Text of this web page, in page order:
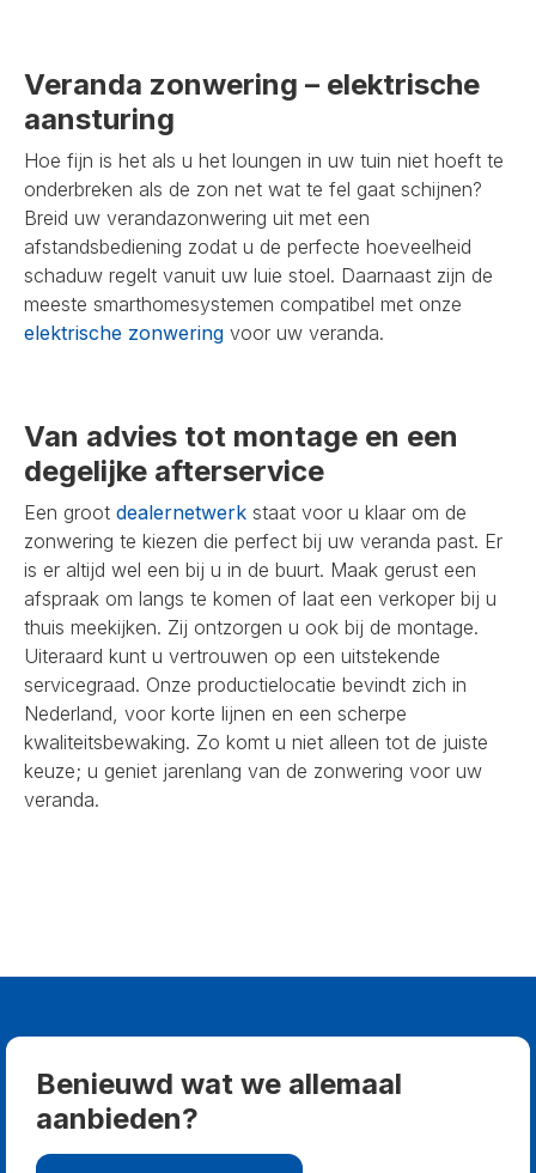
Veranda zonwering – elektrische
aansturing
Hoe fijn is het als u het loungen in uw tuin niet hoeft te
onderbreken als de zon net wat te fel gaat schijnen?
Breid uw verandazonwering uit met een
afstandsbediening zodat u de perfecte hoeveelheid
schaduw regelt vanuit uw luie stoel. Daarnaast zijn de
meeste smarthomesystemen compatibel met onze
elektrische zonwering voor uw veranda.
Van advies tot montage en een
degelijke afterservice
Een groot dealernetwerk staat voor u klaar om de
zonwering te kiezen die perfect bij uw veranda past. Er
is er altijd wel een bij u in de buurt. Maak gerust een
afspraak om langs te komen of laat een verkoper bij u
thuis meekijken. Zij ontzorgen u ook bij de montage.
Uiteraard kunt u vertrouwen op een uitstekende
servicegraad. Onze productielocatie bevindt zich in
Nederland, voor korte lijnen en een scherpe
kwaliteitsbewaking. Zo komt u niet alleen tot de juiste
keuze; u geniet jarenlang van de zonwering voor uw
veranda.
Benieuwd wat we allemaal
aanbieden?